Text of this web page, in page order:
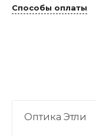
Способы оплаты
Оптика Этли